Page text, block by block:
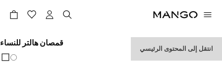
انتقل إلى المحتوى الرئيسي
قمصان هالتر للنساء